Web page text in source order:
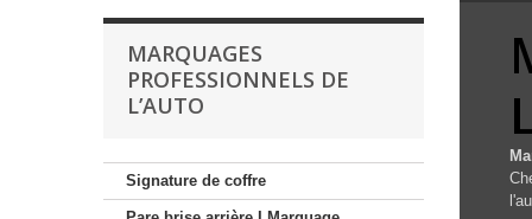
MARQUAGES
PROFESSIONNELS DE
L’AUTO
Signature de coffre